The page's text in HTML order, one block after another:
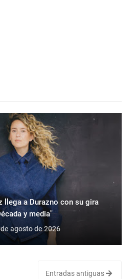
llega a Durazno con su gira
y media"
agosto de 2026
Entradas antiguas